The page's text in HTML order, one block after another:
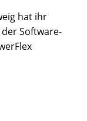
hat ihr
Software-